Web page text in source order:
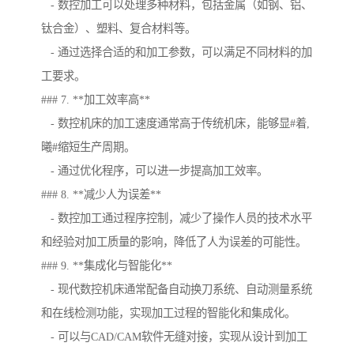
- 数控加工可以处理多种材料，包括金属（如钢、铝、
钛合金）、塑料、复合材料等。
- 通过选择合适的和加工参数，可以满足不同材料的加
工要求。
### 7. **加工效率高**
- 数控机床的加工速度通常高于传统机床，能够显#着,
曦#缩短生产周期。
- 通过优化程序，可以进一步提高加工效率。
### 8. **减少人为误差**
- 数控加工通过程序控制，减少了操作人员的技术水平
和经验对加工质量的影响，降低了人为误差的可能性。
### 9. **集成化与智能化**
- 现代数控机床通常配备自动换刀系统、自动测量系统
和在线检测功能，实现加工过程的智能化和集成化。
- 可以与CAD/CAM软件无缝对接，实现从设计到加工